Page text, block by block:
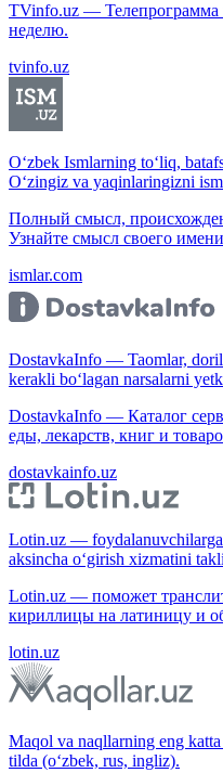
TVinfo.uz — Телепрограмма
неделю.
tvinfo.uz
O‘zbek Ismlarning to‘liq,
O‘zingiz va yaqinlaringizni
Полный смысл,
Узнайте смысл своего
ismlar.com
DostavkaInfo — Taomlar,
kerakli bo‘lagan narsalarni
DostavkaInfo — Каталог
еды, лекарств, книг и
dostavkainfo.uz
Lotin.uz —
aksincha o‘girish xizmatini
Lotin.uz — поможет
кириллицы на латиницу и
lotin.uz
Maqol va naqllarning eng
tilda (o‘zbek, rus, ingliz).